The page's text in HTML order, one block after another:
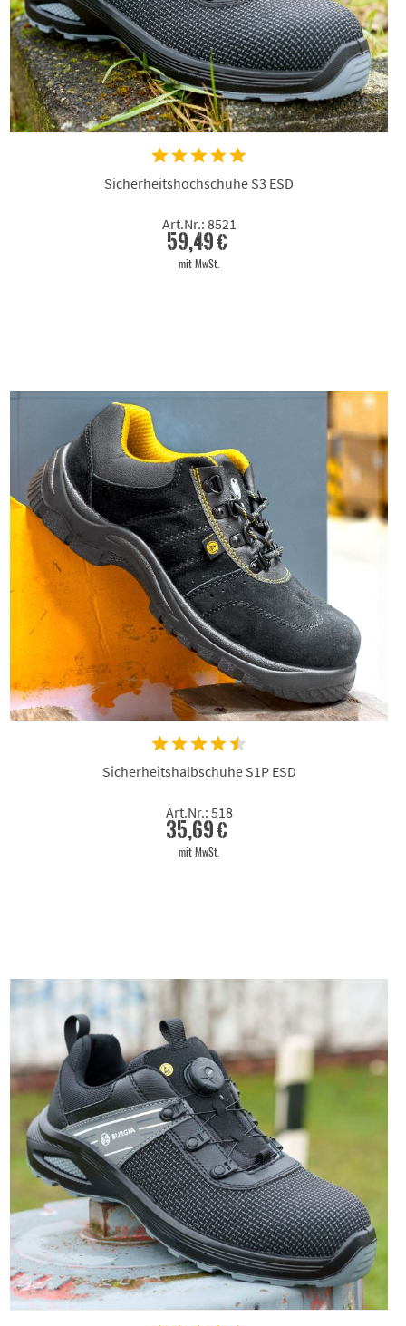
Sicherheitshochschuhe S3 ESD
Art.Nr.: 8521
59,49 €
mit MwSt.
Sicherheitshalbschuhe S1P ESD
Art.Nr.: 518
35,69 €
mit MwSt.